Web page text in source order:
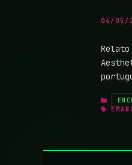
06/05/
TAGS